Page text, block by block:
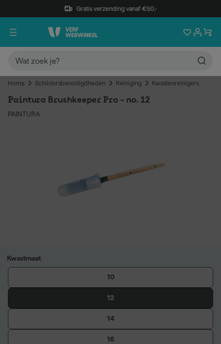
Gratis verzending vanaf €50,-
Home Schildersbenodigdheden Reiniging Kwastenreinigers
Paintura Brushkeeper Pro - no. 12
PAINTURA
Kwastmaat
10
12
14
16